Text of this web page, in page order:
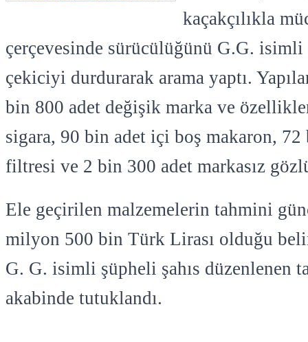
kaçakçılıkla
çerçevesinde sürücülüğünü G.G. isimli
çekiciyi durdurarak arama yaptı.
bin 800 adet değişik marka ve
sigara, 90 bin adet içi boş makaron, 72
filtresi ve 2 bin 300 adet markasız
Ele geçirilen malzemelerin tahmini
milyon 500 bin Türk Lirası olduğu
G. G. isimli şüpheli şahıs düzenlenen
akabinde tutuklandı.